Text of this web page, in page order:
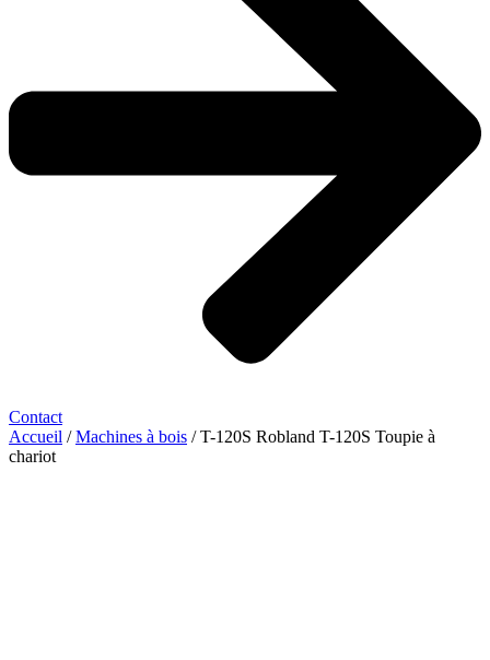
Contact
Accueil /Machines à bois / T-120S Robland T-120S Toupie à
chariot